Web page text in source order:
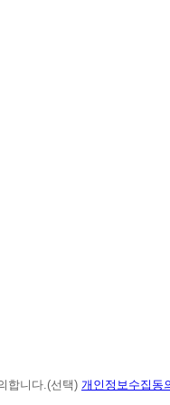
합니다.(선택) 개인정보수집동